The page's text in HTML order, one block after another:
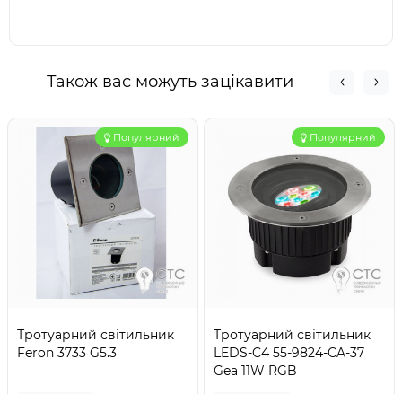
Також вас можуть зацікавити
Популярний
Тротуарний світильник
Feron 3733 G5.3
Популярний
Тротуарний світильник
LEDS-C4 55-9824-CA-37
Gea 11W RGB